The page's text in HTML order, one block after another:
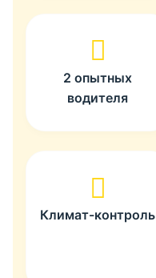
2 опытных
водителя
Климат-контроль